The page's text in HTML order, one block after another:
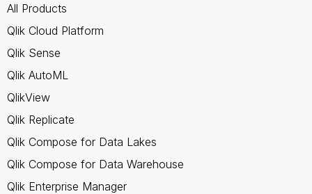
All Products
Qlik Cloud Platform
Qlik Sense
Qlik AutoML
QlikView
Qlik Replicate
Qlik Compose for Data Lakes
Qlik Compose for Data Warehouse
Qlik Enterprise Manager